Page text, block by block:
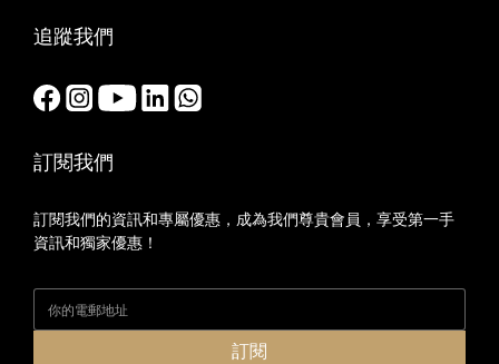
追蹤我們
訂閱我們
訂閱我們的資訊和專屬優惠，成為我們尊貴會員，享受第一手
資訊和獨家優惠！
訂閱